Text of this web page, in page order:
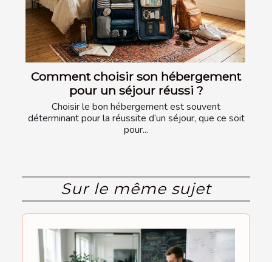
Comment choisir son hébergement
pour un séjour réussi ?
Choisir le bon hébergement est souvent
déterminant pour la réussite d’un séjour, que ce soit
pour...
Sur le même sujet